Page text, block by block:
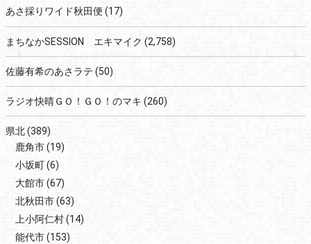
あさ採りワイド秋田便 (17)
まちなかSESSION エキマイク (2,758)
佐藤有希のあさラテ (50)
ラジオ快晴ＧＯ！ＧＯ！のマキ (260)
県北(389)
鹿角市(19)
小坂町(6)
大館市(67)
北秋田市(63)
上小阿仁村(14)
能代市(153)